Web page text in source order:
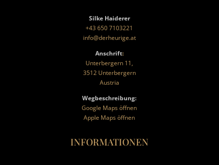
Silke Haiderer
+43 650 7103221
info@derheurige.at
Anschrift:
Unterbergern 11,
3512 Unterbergern
Austria
Wegbeschreibung:
Google Maps öffnen
Apple Maps öffnen
INFORMATIONEN